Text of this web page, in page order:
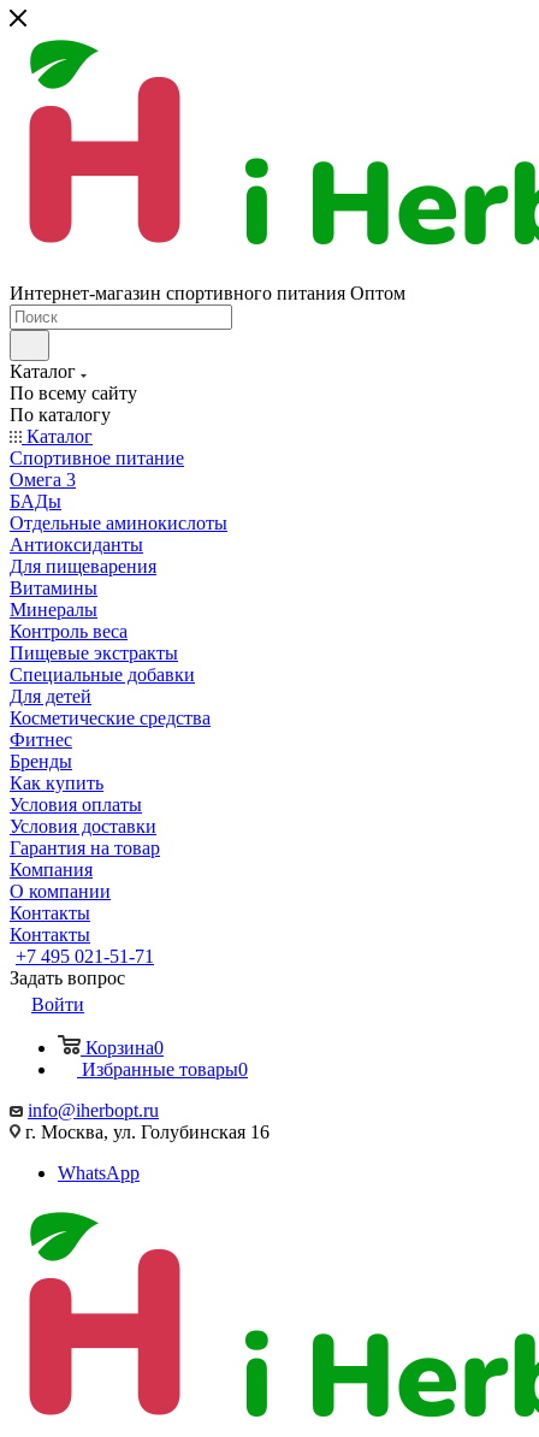
Интернет-магазин спортивного питания Оптом
Каталог
По всему сайту
По каталогу
Каталог
Спортивное питание
Омега 3
БАДы
Отдельные аминокислоты
Антиоксиданты
Для пищеварения
Витамины
Минералы
Контроль веса
Пищевые экстракты
Специальные добавки
Для детей
Косметические средства
Фитнес
Бренды
Как купить
Условия оплаты
Условия доставки
Гарантия на товар
Компания
О компании
Контакты
Контакты
+7 495 021-51-71
Задать вопрос
Войти
Корзина0
Избранные товары0
info@iherbopt.ru
г. Москва, ул. Голубинская 16
WhatsApp